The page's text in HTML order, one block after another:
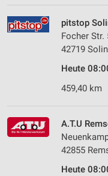
pitstop
Focher Str.
42719
Heute
459,40 km
A.T.U
42855
Heute